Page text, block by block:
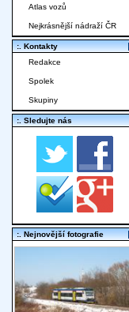
Atlas vozů
Nejkrásnější nádraží ČR
:. Kontakty
Redakce
Spolek
Skupiny
:. Sledujte nás
:. Nejnovější fotografie